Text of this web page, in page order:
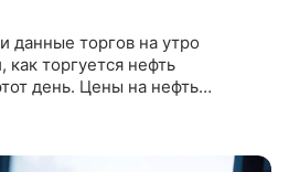
данные торгов на утро
как торгуется нефть
день. Цены на нефть
по итогам